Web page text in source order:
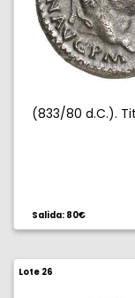
(833/80 d.C.).
Salida: 80€
Lote 26